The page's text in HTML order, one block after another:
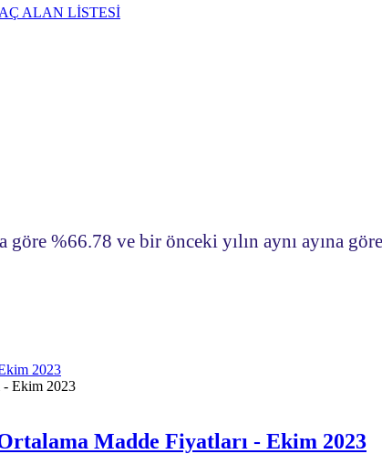
ALAN LİSTESİ
%66.78 ve bir önceki yılın aynı ayına
2023
Madde Fiyatları - Ekim 2023